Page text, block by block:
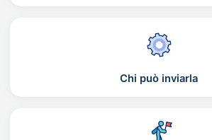
Chi può inviarla